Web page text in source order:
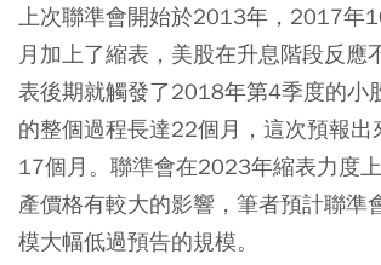
上次聯準會開始於2013年，2017年
月加上了縮表，美股在升息階段反應
表後期就觸發了2018年第4季度的小
的整個過程長達22個月，這次預報出
17個月。聯準會在2023年縮表力度
產價格有較大的影響，筆者預計聯準
模大幅低過預告的規模。